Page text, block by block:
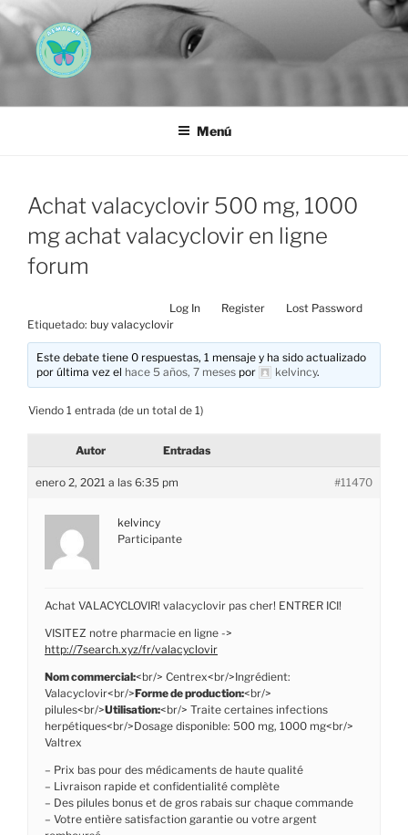
Saltar
al
contenido
AEMAREH
Menú
Achat valacyclovir 500 mg, 1000
mg achat valacyclovir en ligne
forum
Log In Register
Lost Password
Etiquetado: buy valacyclovir
Este debate tiene 0 respuestas, 1 mensaje y ha sido actualizado
por última vez el hace 5 años, 7 meses por kelvincy.
Viendo 1 entrada (de un total de 1)
Autor Entradas
enero 2, 2021 a las 6:35 pm #11470
kelvincy
Participante
Achat VALACYCLOVIR! valacyclovir pas cher! ENTRER ICI!
VISITEZ notre pharmacie en ligne ->
http://7search.xyz/fr/valacyclovir
Nom commercial:<br/> Centrex<br/>Ingrédient:
Valacyclovir<br/>Forme de production:<br/>
pilules<br/>Utilisation:<br/> Traite certaines infections
herpétiques<br/>Dosage disponible: 500 mg, 1000 mg<br/>
Valtrex
– Prix bas pour des médicaments de haute qualité
– Livraison rapide et confidentialité complète
– Des pilules bonus et de gros rabais sur chaque commande
– Votre entière satisfaction garantie ou votre argent